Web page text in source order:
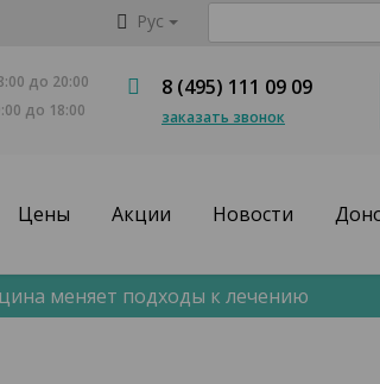
Рус
до 20:00
до 18:00
8 (495) 111 09 09
заказать звонок
Цены Акции Новости
меняет подходы к лечению